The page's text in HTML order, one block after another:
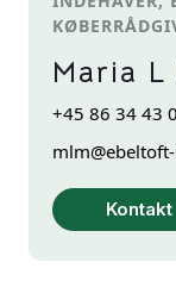
Maria L
+45 86 34 43
Kontakt